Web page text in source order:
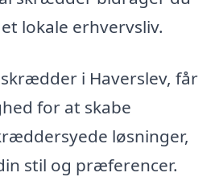
lokale erhvervsliv.
i Haverslev, får
for at skabe
løsninger,
stil og præferencer.